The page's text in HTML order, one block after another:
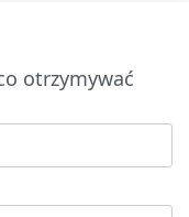
otrzymywać